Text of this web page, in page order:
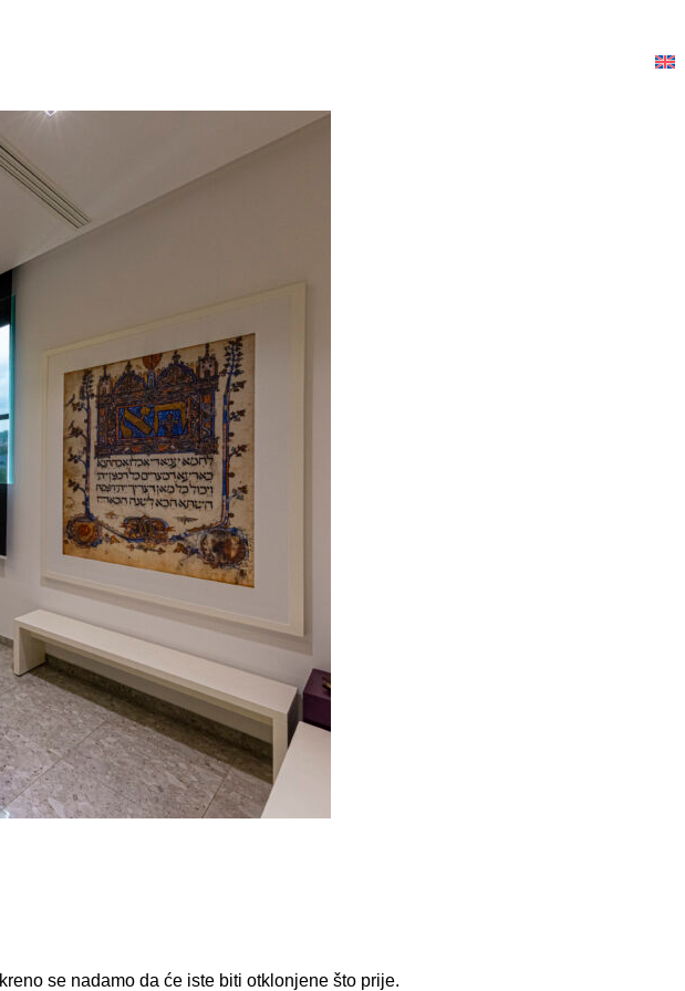
se nadamo da će iste biti otklonjene što prije.